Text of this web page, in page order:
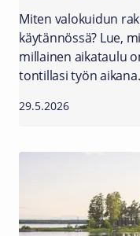
Miten valokuidun
käytännössä? Lue,
millainen aikataulu
tontillasi työn aikana.
29.5.2026